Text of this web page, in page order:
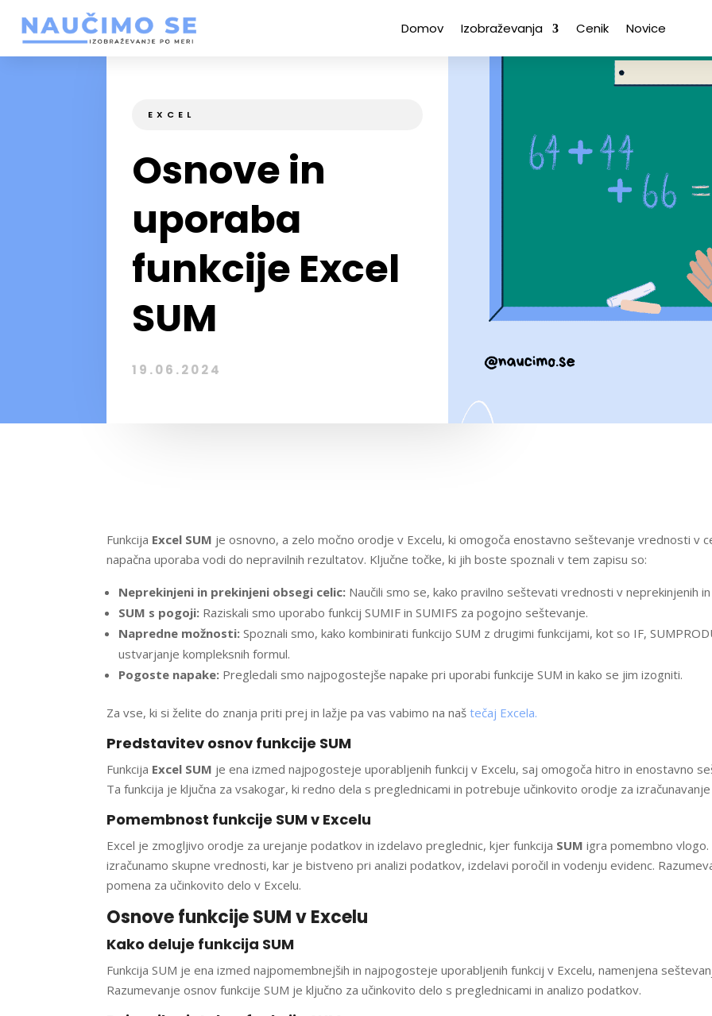
Domov Izobraževanja Cenik Novice
EXCEL
Osnove in
uporaba
funkcije Excel
SUM
19.06.2024
Funkcija Excel SUM je osnovno, a zelo močno orodje v Excelu, ki omogoča enostavno seštevanje vrednosti v
napačna uporaba vodi do nepravilnih rezultatov. Ključne točke, ki jih boste spoznali v tem zapisu so:
Neprekinjeni in prekinjeni obsegi celic: Naučili smo se, kako pravilno seštevati vrednosti v neprekinjenih
SUM s pogoji: Raziskali smo uporabo funkcij SUMIF in SUMIFS za pogojno seštevanje.
Napredne možnosti:Spoznali smo, kako kombinirati funkcijo SUM z drugimi funkcijami, kot so IF,
ustvarjanje kompleksnih formul.
Pogoste napake: Pregledali smo najpogostejše napake pri uporabi funkcije SUM in kako se jim izogniti.
Za vse, ki si želite do znanja priti prej in lažje pa vas vabimo na naš tečaj Excela.
Predstavitev osnov funkcije SUM
Funkcija Excel SUM je ena izmed najpogosteje uporabljenih funkcij v Excelu, saj omogoča hitro in enostavno
Ta funkcija je ključna za vsakogar, ki redno dela s preglednicami in potrebuje učinkovito orodje za
Pomembnost funkcije SUM v Excelu
Excel je zmogljivo orodje za urejanje podatkov in izdelavo preglednic, kjer funkcija SUMigra pomembno
izračunamo skupne vrednosti, kar je bistveno pri analizi podatkov, izdelavi poročil in vodenju evidenc.
pomena za učinkovito delo v Excelu.
Osnove funkcije SUM v Excelu
Kako deluje funkcija SUM
Funkcija SUM je ena izmed najpomembnejših in najpogosteje uporabljenih funkcij v Excelu, namenjena
Razumevanje osnov funkcije SUM je ključno za učinkovito delo s preglednicami in analizo podatkov.